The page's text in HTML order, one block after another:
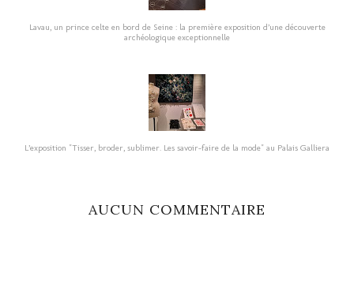
Lavau, un prince celte en bord de Seine : la première exposition d’une découverte
archéologique exceptionnelle
L’exposition "Tisser, broder, sublimer. Les savoir-faire de la mode" au Palais Galliera
AUCUN COMMENTAIRE